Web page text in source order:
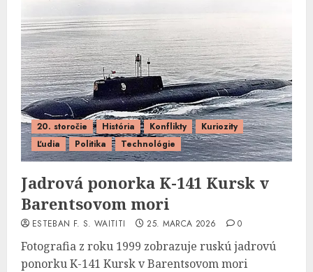
20. storočie História Konflikty
Kuriozity
Ľudia
Politika Technológie
Jadrová ponorka K-141 Kursk v
Barentsovom mori
ESTEBAN F. S. WAITITI 25. MARCA 2026 0
Fotografia z roku 1999 zobrazuje ruskú jadrovú
ponorku K-141 Kursk v Barentsovom mori